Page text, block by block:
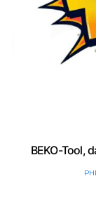
BEKO-Tool,